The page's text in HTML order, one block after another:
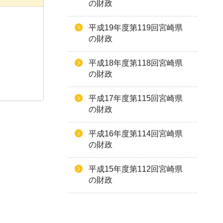
の財政
平成19年度第119回宮崎県
の財政
平成18年度第118回宮崎県
の財政
平成17年度第115回宮崎県
の財政
平成16年度第114回宮崎県
の財政
平成15年度第112回宮崎県
の財政